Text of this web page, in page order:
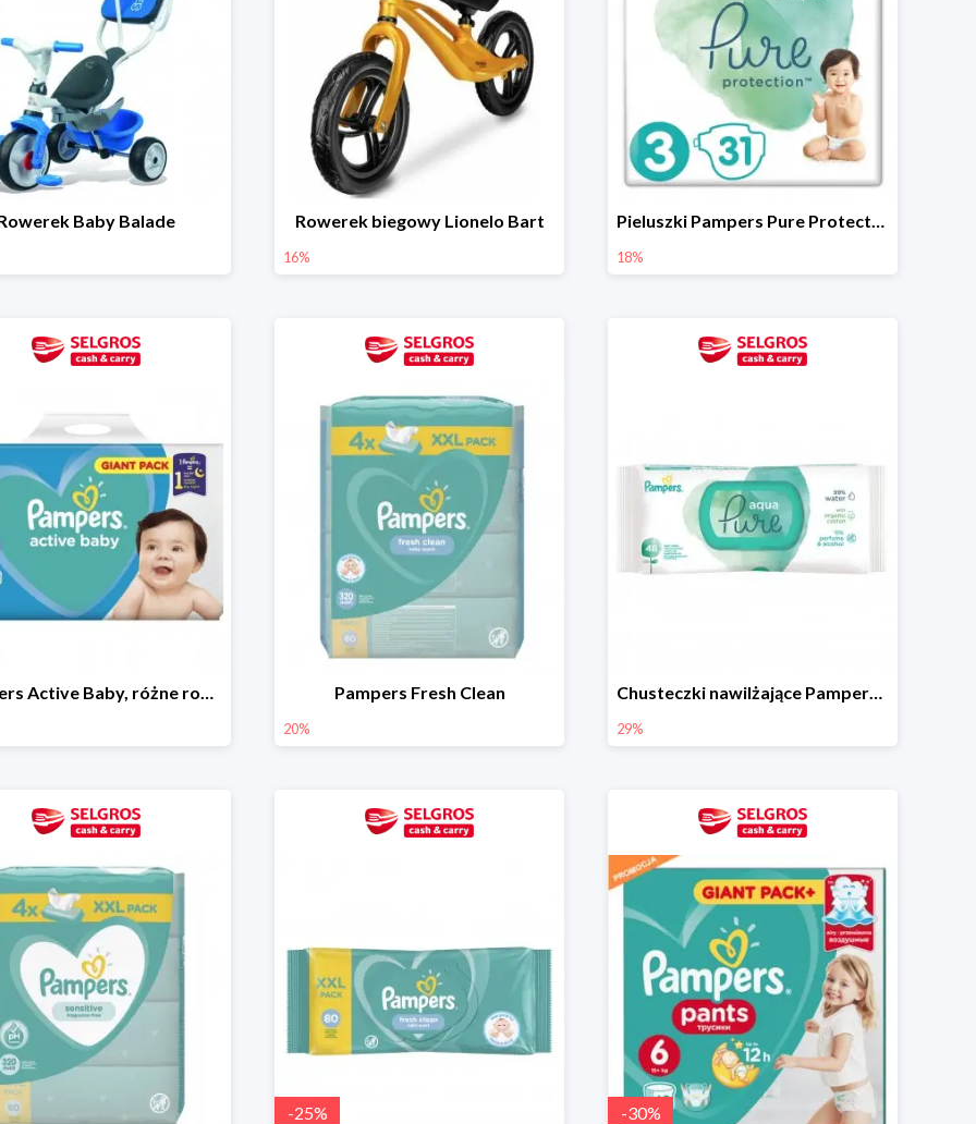
Baby Balade Rowerek biegowy Lionelo Bart
16%
Pieluszki Pampers Pure Protection, różne rodzaje
18%
Pampers Active Baby, różne rodzaje Pampers Fresh Clean
20%
Chusteczki nawilżające Pampers Aquia Pure 48 szt.
29%
-25% -30%